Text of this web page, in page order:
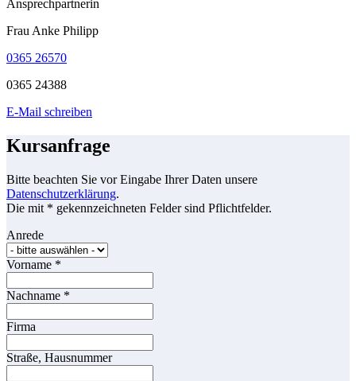
Ansprechpartnerin
Frau Anke Philipp
0365 26570
0365 24388
E-Mail schreiben
Kursanfrage
Bitte beachten Sie vor Eingabe Ihrer Daten unsere
Datenschutzerklärung.
Die mit * gekennzeichneten Felder sind Pflichtfelder.
Anrede
Vorname *
Nachname *
Firma
Straße, Hausnummer